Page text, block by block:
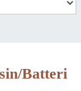
Batteri